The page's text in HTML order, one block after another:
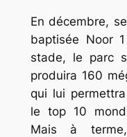
En décembre,
baptisée Noor
stade, le parc
produira 160
qui lui
le top 10
Mais à